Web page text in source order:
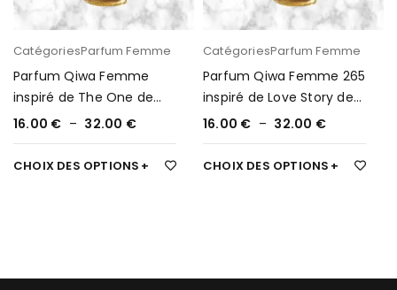
CatégoriesParfum Femme
Parfum Qiwa Femme
inspiré de The One de
D&G 297
16.00 € – 32.00 €
CHOIX DES OPTIONS
CatégoriesParfum Femme
Parfum Qiwa Femme 265
inspiré de Love Story de
Chloé
16.00 € – 32.00 €
CHOIX DES OPTIONS